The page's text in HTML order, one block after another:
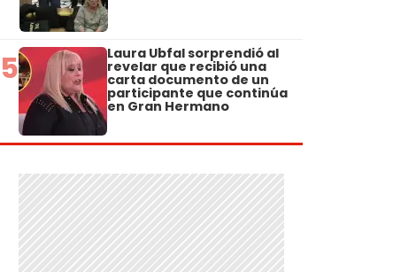
5 Laura Ubfal sorprendió al
revelar que recibió una
carta documento de un
participante que continúa
en Gran Hermano